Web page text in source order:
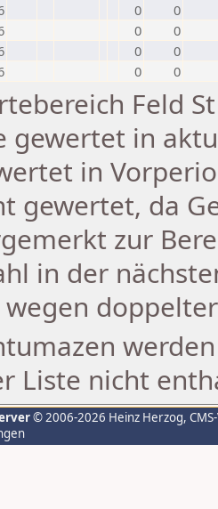
0
0
0
0
0
0
0 0
Feld
gewertet in
in
gewertet, da
zur
in der
wegen
Liste nicht
© 2006-2026 Heinz Herzog,